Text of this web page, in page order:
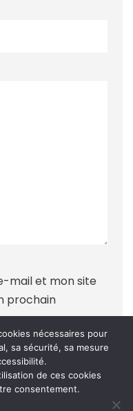
mail et mon site
prochain
les indésirables.
nécessaires pour
sa sécurité, sa mesure
de ces cookies
consentement.